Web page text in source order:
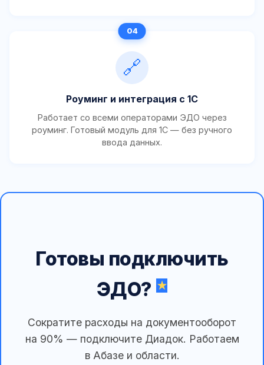
🔗
Роуминг и интеграция с 1С
Работает со всеми операторами ЭДО через
роуминг. Готовый модуль для 1С — без ручного
ввода данных.
Готовы подключить
ЭДО?
Сократите расходы на документооборот
на 90% — подключите Диадок. Работаем
в Абазе и области.